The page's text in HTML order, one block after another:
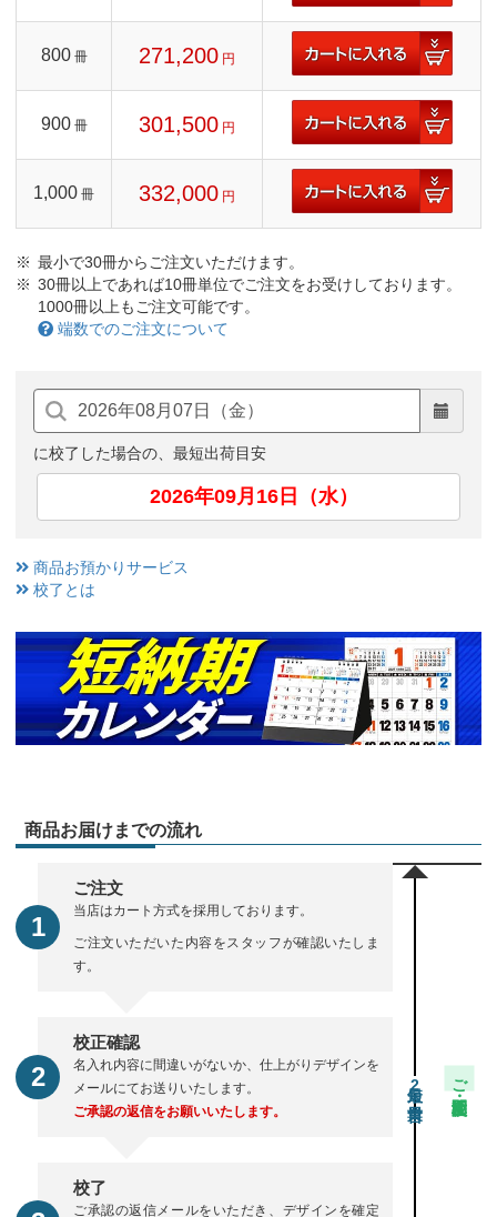
800 冊 271,200 円
900 冊 301,500 円
1,000 冊 332,000 円
最小で30冊からご注文いただけます。
30冊以上であれば10冊単位でご注文をお受けしております。
1000冊以上もご注文可能です。
端数でのご注文について
に校了した場合の、最短出荷目安
2026年09月16日（水）
商品お預かりサービス
校了とは
商品お届けまでの流れ
ご注文
当店はカート方式を採用しております。
ご注文いただいた内容をスタッフが確認いたしま
す。
校正確認
名入れ内容に間違いがないか、仕上がりデザインを
メールにてお送りいたします。
ご承認の返信をお願いいたします。
校了
ご承認の返信メールをいただき、デザインを確定
2 ご注文・校正期間